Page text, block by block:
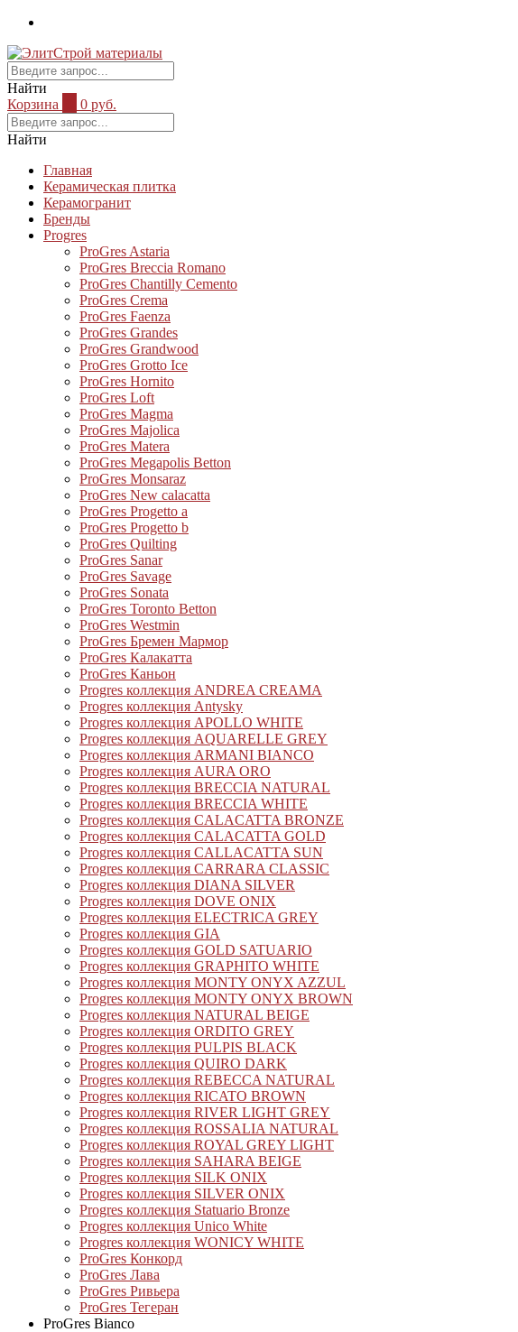
Найти
Корзина
0 руб.
Найти
Главная
Керамическая плитка
Керамогранит
Бренды
Progres
ProGres Astaria
ProGres Breccia Romano
ProGres Chantilly Cemento
ProGres Crema
ProGres Faenza
ProGres Grandes
ProGres Grandwood
ProGres Grotto Ice
ProGres Hornito
ProGres Loft
ProGres Magma
ProGres Majolica
ProGres Matera
ProGres Megapolis Betton
ProGres Monsaraz
ProGres New calacatta
ProGres Progetto a
ProGres Progetto b
ProGres Quilting
ProGres Sanar
ProGres Savage
ProGres Sonata
ProGres Toronto Betton
ProGres Westmin
ProGres Бремен Мармор
ProGres Калакатта
ProGres Каньон
Progres коллекция ANDREA CREAMA
Progres коллекция Antysky
Progres коллекция APOLLO WHITE
Progres коллекция AQUARELLE GREY
Progres коллекция ARMANI BIANCO
Progres коллекция AURA ORO
Progres коллекция BRECCIA NATURAL
Progres коллекция BRECCIA WHITE
Progres коллекция CALACATTA BRONZE
Progres коллекция CALACATTA GOLD
Progres коллекция CALLACATTA SUN
Progres коллекция CARRARA CLASSIC
Progres коллекция DIANA SILVER
Progres коллекция DOVE ONIX
Progres коллекция ELECTRICA GREY
Progres коллекция GIA
Progres коллекция GOLD SATUARIO
Progres коллекция GRAPHITO WHITE
Progres коллекция MONTY ONYX AZZUL
Progres коллекция MONTY ONYX BROWN
Progres коллекция NATURAL BEIGE
Progres коллекция ORDITO GREY
Progres коллекция PULPIS BLACK
Progres коллекция QUIRO DARK
Progres коллекция REBECCA NATURAL
Progres коллекция RICATO BROWN
Progres коллекция RIVER LIGHT GREY
Progres коллекция ROSSALIA NATURAL
Progres коллекция ROYAL GREY LIGHT
Progres коллекция SAHARA BEIGE
Progres коллекция SILK ONIX
Progres коллекция SILVER ONIX
Progres коллекция Statuario Bronze
Progres коллекция Unico White
Progres коллекция WONICY WHITE
ProGres Конкорд
ProGres Лава
ProGres Ривьера
ProGres Тегеран
ProGres Bianco